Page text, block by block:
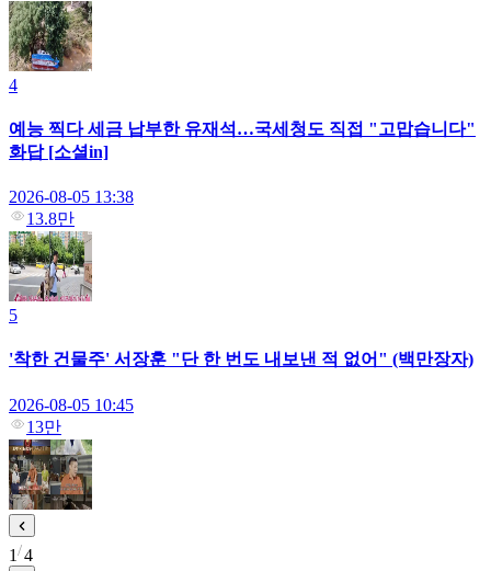
4
예능 찍다 세금 납부한 유재석…국세청도 직접 "고맙습니다"
화답 [소셜in]
2026-08-05 13:38
13.8만
5
'착한 건물주' 서장훈 "단 한 번도 내보낸 적 없어" (백만장자)
2026-08-05 10:45
13만
1 4